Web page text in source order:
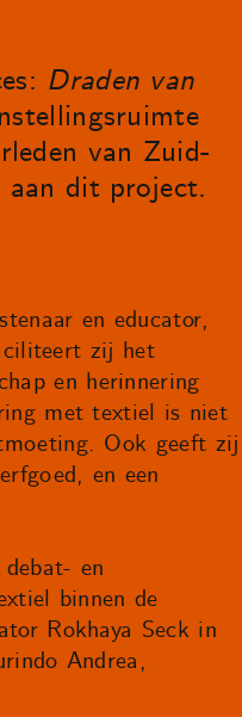
Draden van
van Zuid-
aan dit project.
en educator,
zij het
en herinnering
met textiel is niet
Ook geeft zij
en een
en
binnen de
Rokhaya Seck in
Andrea,